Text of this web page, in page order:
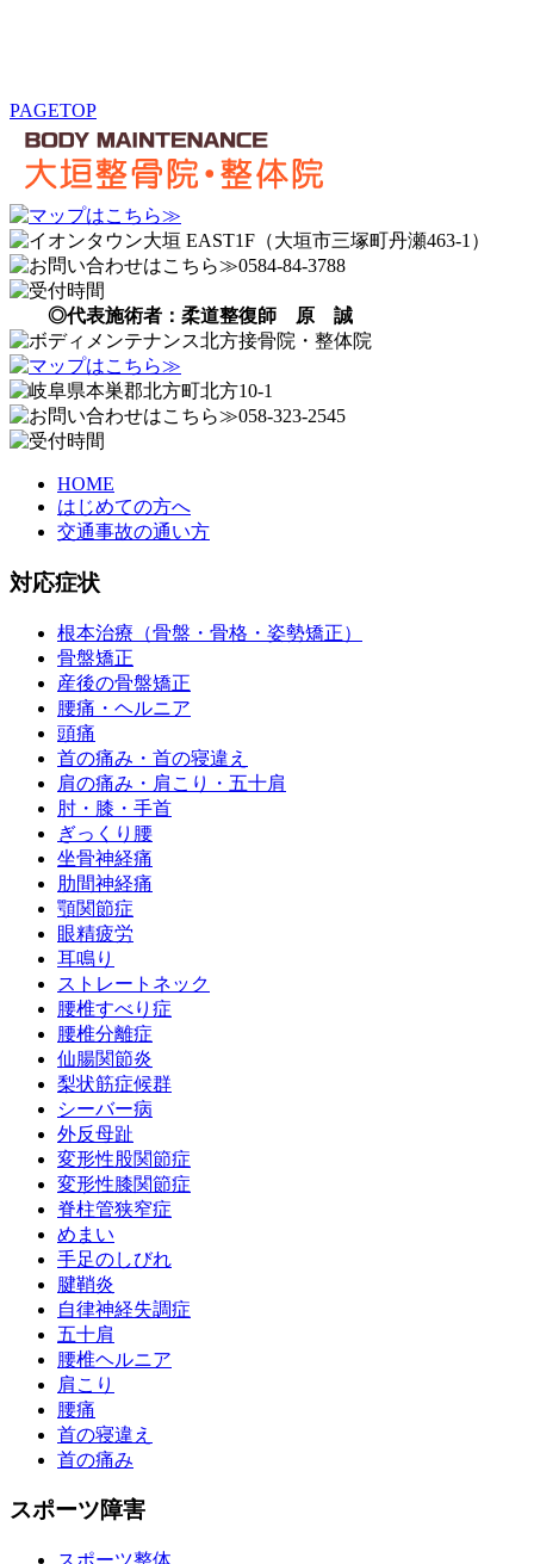
PAGETOP
◎代表施術者：柔道整復師 原 誠
HOME
はじめての方へ
交通事故の通い方
対応症状
根本治療（骨盤・骨格・姿勢矯正）
骨盤矯正
産後の骨盤矯正
腰痛・ヘルニア
頭痛
首の痛み・首の寝違え
肩の痛み・肩こり・五十肩
肘・膝・手首
ぎっくり腰
坐骨神経痛
肋間神経痛
顎関節症
眼精疲労
耳鳴り
ストレートネック
腰椎すべり症
腰椎分離症
仙腸関節炎
梨状筋症候群
シーバー病
外反母趾
変形性股関節症
変形性膝関節症
脊柱管狭窄症
めまい
手足のしびれ
腱鞘炎
自律神経失調症
五十肩
腰椎ヘルニア
肩こり
腰痛
首の寝違え
首の痛み
スポーツ障害